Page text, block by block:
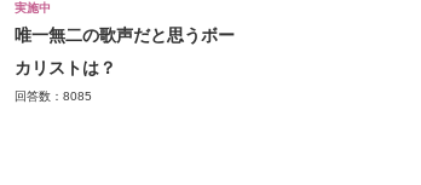
実施中
唯一無二の歌声だと思うボー
カリストは？
回答数：8085